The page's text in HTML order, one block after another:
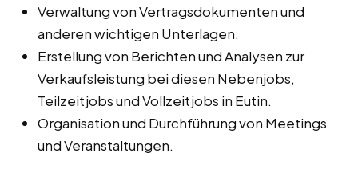
Verwaltung von Vertragsdokumenten und
anderen wichtigen Unterlagen.
Erstellung von Berichten und Analysen zur
Verkaufsleistung bei diesen Nebenjobs,
Teilzeitjobs und Vollzeitjobs in Eutin.
Organisation und Durchführung von Meetings
und Veranstaltungen.